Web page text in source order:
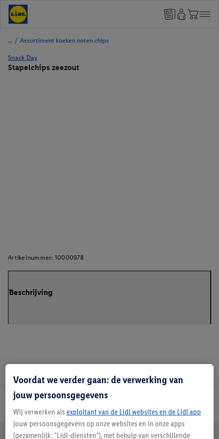
/ Assortiment koeken noten chips
Snack Day
Stapelchips zeezout
Artikelnummer: 10000978
Beschrijving
Jouw voordelen bij ons als Lidl webshop klant
Voordat we verder gaan: de verwerking van
jouw persoonsgegevens
Wij verwerken als exploitant van de Lidl websites en de Lidl app
jouw persoonsgegevens op onze websites en in onze apps
(gezamenlijk: "Lidl-diensten"), met behulp van verschillende